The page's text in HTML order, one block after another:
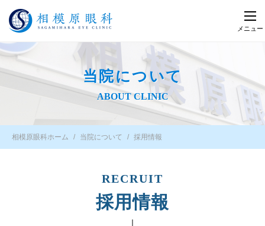
メニュー
当院について
ABOUT CLINIC
相模原眼科ホーム 当院について 採用情報
RECRUIT
採用情報